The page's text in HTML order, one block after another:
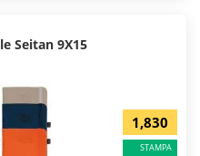
Seitan 9X15
1,830
STAMPA